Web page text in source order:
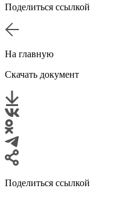
Поделиться ссылкой
На главную
Скачать документ
Поделиться ссылкой